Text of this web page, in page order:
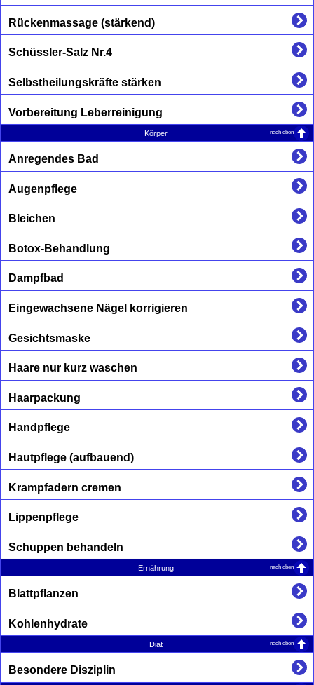
Rückenmassage (stärkend)
Schüssler-Salz Nr.4
Selbstheilungskräfte stärken
Vorbereitung Leberreinigung
Körper nach oben
Anregendes Bad
Augenpflege
Bleichen
Botox-Behandlung
Dampfbad
Eingewachsene Nägel korrigieren
Gesichtsmaske
Haare nur kurz waschen
Haarpackung
Handpflege
Hautpflege (aufbauend)
Krampfadern cremen
Lippenpflege
Schuppen behandeln
Ernährung nach oben
Blattpflanzen
Kohlenhydrate
Diät nach oben
Besondere Disziplin